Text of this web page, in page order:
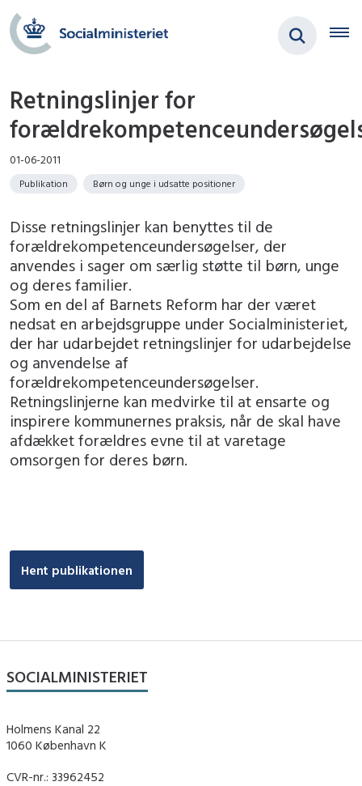
Retningslinjer for
01-06-2011
Publikation Børn og unge i udsatte positioner
Disse retningslinjer kan benyttes til de
forældrekompetenceundersøgelser, der
anvendes i sager om særlig støtte til børn, unge
og deres familier.
Som en del af Barnets Reform har der været
nedsat en arbejdsgruppe under Socialministeriet,
der har udarbejdet retningslinjer for udarbejdelse
og anvendelse af
forældrekompetenceundersøgelser.
Retningslinjerne kan medvirke til at ensarte og
inspirere kommunernes praksis, når de skal have
afdækket forældres evne til at varetage
omsorgen for deres børn.
Hent publikationen
SOCIALMINISTERIET
Holmens Kanal 22
1060 København K
CVR-nr.: 33962452